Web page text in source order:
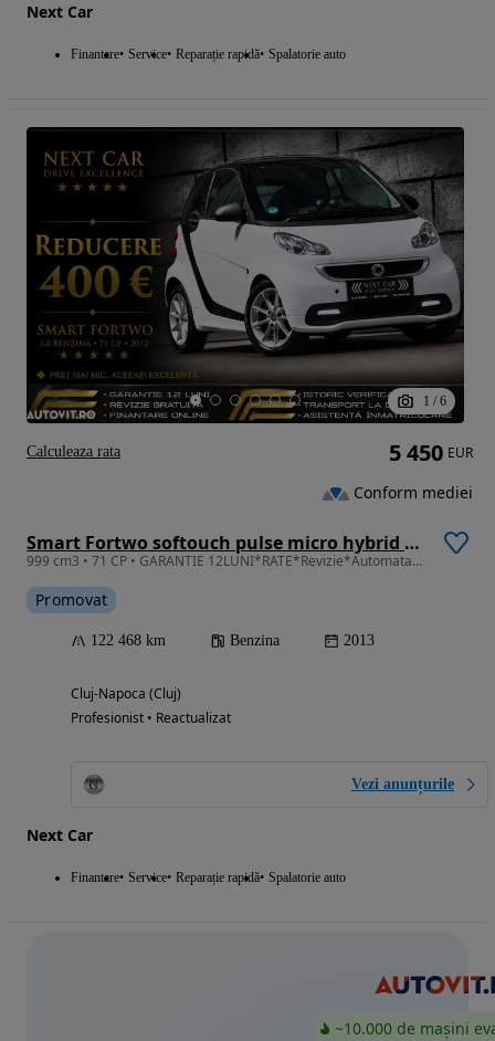
Next Car
Finantare Service Reparație rapidă Spalatorie auto
1 / 6
Smart Fortwo softouch pulse micro hybrid drive
999 cm3 • 71 CP • GARANTIE 12LUNI*RATE*Revizie*Automata*Hybrid*Incalzire scaune*Panorama
Promovat
122 468 km Benzina 2013
Cluj-Napoca (Cluj)
Profesionist • Reactualizat
Vezi anunțurile
Next Car
Finantare Service Reparație rapidă Spalatorie auto
5 450 EUR
Conform mediei
Calculeaza rata
~10.000 de mașini